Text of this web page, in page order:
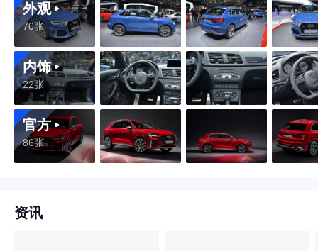
外观
70张
内饰
22张
官方
86张
资讯